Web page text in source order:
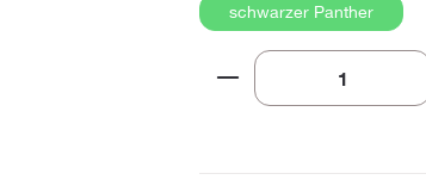
schwarzer Panther
Produkt